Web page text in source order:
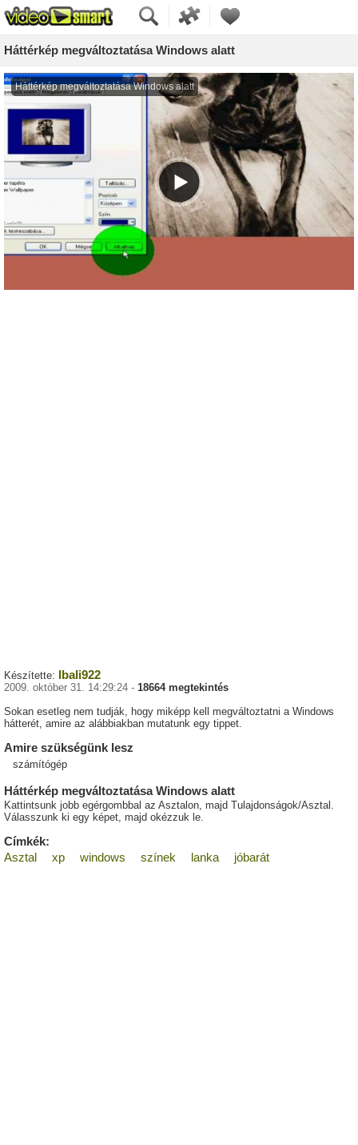
Háttérkép megváltoztatása Windows alatt
Készítette: lbali922
2009. október 31. 14:29:24 - 18664 megtekintés
Sokan esetleg nem tudják, hogy miképp kell megváltoztatni a Windows
hátterét, amire az alábbiakban mutatunk egy tippet.
Amire szükségünk lesz
számítógép
Háttérkép megváltoztatása Windows alatt
Kattintsunk jobb egérgombbal az Asztalon, majd Tulajdonságok/Asztal.
Válasszunk ki egy képet, majd okézzuk le.
Címkék:
Asztal
xp windows színek lanka jóbarát